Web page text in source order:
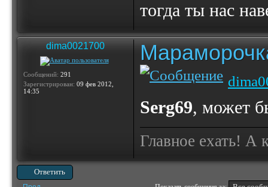
тогда ты нас
dima0021700
Сообщений: 291
Зарегистрирован: 09 фев 2012,
14:35
Serg69, может
Главное ехать! А
Ответить